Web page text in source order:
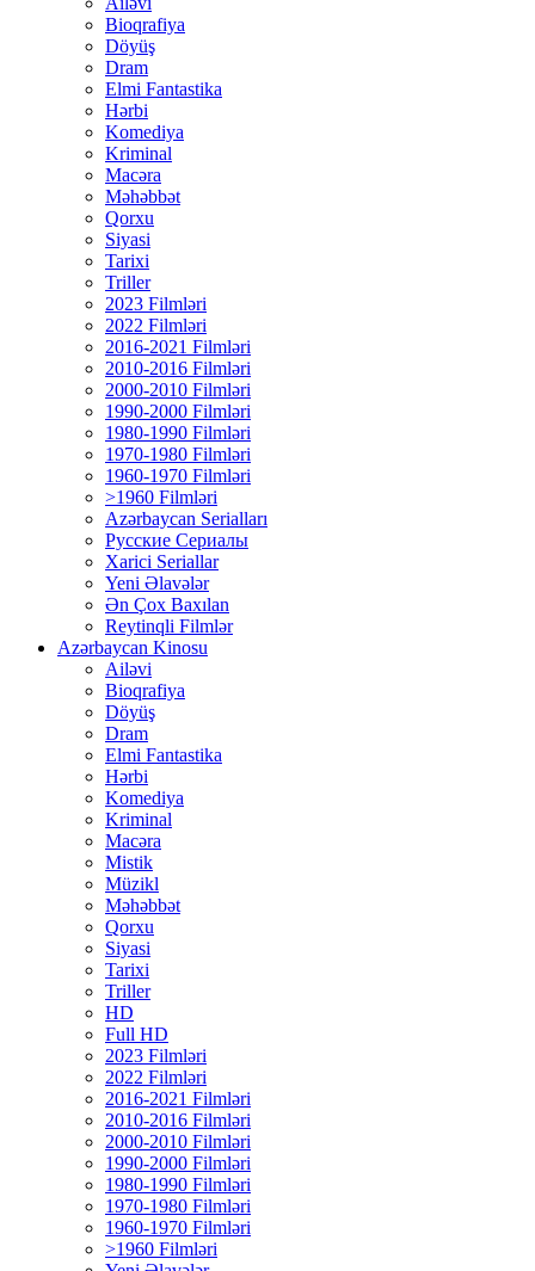
Bioqrafiya
Döyüş
Dram
Elmi Fantastika
Hərbi
Komediya
Kriminal
Macəra
Məhəbbət
Qorxu
Siyasi
Tarixi
Triller
2023 Filmləri
2022 Filmləri
2016-2021 Filmləri
2010-2016 Filmləri
2000-2010 Filmləri
1990-2000 Filmləri
1980-1990 Filmləri
1970-1980 Filmləri
1960-1970 Filmləri
>1960 Filmləri
Azərbaycan Serialları
Русские Сериалы
Xarici Seriallar
Yeni Əlavələr
Ən Çox Baxılan
Reytinqli Filmlər
Azərbaycan Kinosu
Ailəvi
Bioqrafiya
Döyüş
Dram
Elmi Fantastika
Hərbi
Komediya
Kriminal
Macəra
Mistik
Müzikl
Məhəbbət
Qorxu
Siyasi
Tarixi
Triller
HD
Full HD
2023 Filmləri
2022 Filmləri
2016-2021 Filmləri
2010-2016 Filmləri
2000-2010 Filmləri
1990-2000 Filmləri
1980-1990 Filmləri
1970-1980 Filmləri
1960-1970 Filmləri
>1960 Filmləri